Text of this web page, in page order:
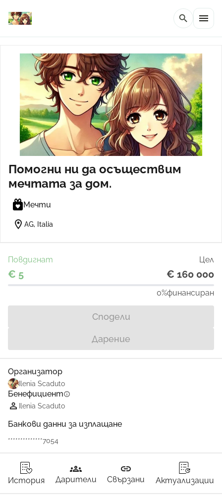
search menu
Помогни ни да осъществим
мечтата за дом.
Мечти
location_on AG, Italia
Повдигнат Цел
€ 5 € 160 000
0%финансиран
Сподели
Дарение
Организатор
Ilenia Scaduto
Бенефициентinfo
Ilenia Scaduto
Банкови данни за изплащане
**************7054
История
groups
Дарители
link
Свързани Актуализации